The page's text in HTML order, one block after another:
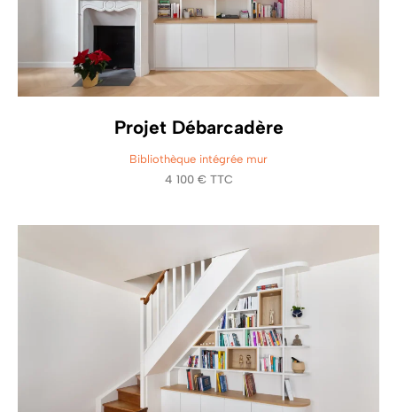
Projet Débarcadère
Bibliothèque intégrée mur
4 100 € TTC